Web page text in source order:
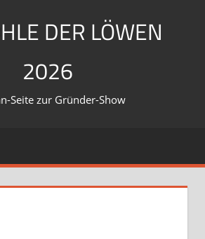
DER LÖWEN
2026
Seite zur Gründer-Show